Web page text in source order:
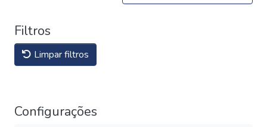
Filtros
Limpar filtros
Configurações